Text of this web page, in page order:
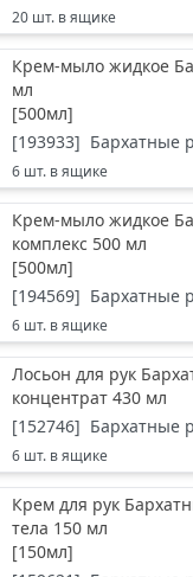
20 шт. в ящике
Крем-мыло жидкое
мл
[500мл]
[193933] Бархатные
6 шт. в ящике
Крем-мыло жидкое
комплекс 500 мл
[500мл]
[194569] Бархатные
6 шт. в ящике
Лосьон для рук
концентрат 430 мл
[152746] Бархатные
6 шт. в ящике
Крем для рук
тела 150 мл
[150мл]